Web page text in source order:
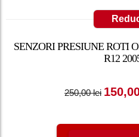
SENZORI PRESIUNE ROTI
R12
250,00lei